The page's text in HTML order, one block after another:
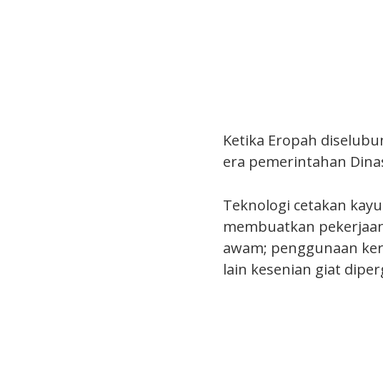
Ketika Eropah
era pemerintahan
Teknologi cetakan
membuatkan
awam; penggunaan
lain kesenian giat